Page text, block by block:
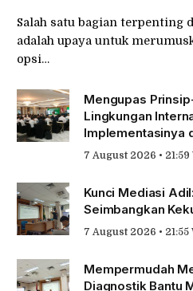
Salah satu bagian terpenting
adalah upaya untuk
opsi…
Mengupas
Lingkungan
Implementasinya
7 August 2026 • 21:59
Kunci Mediasi
Seimbangkan
7 August 2026 • 21:55
Mempermudah
Diagnostik Bantu